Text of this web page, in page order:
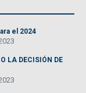
el 2024
LA DECISIÓN DE